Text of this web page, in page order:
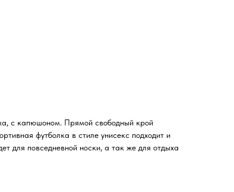
с капюшоном. Прямой свободный крой
футболка в стиле унисекс подходит и
для повседневной носки, а так же для отдыха